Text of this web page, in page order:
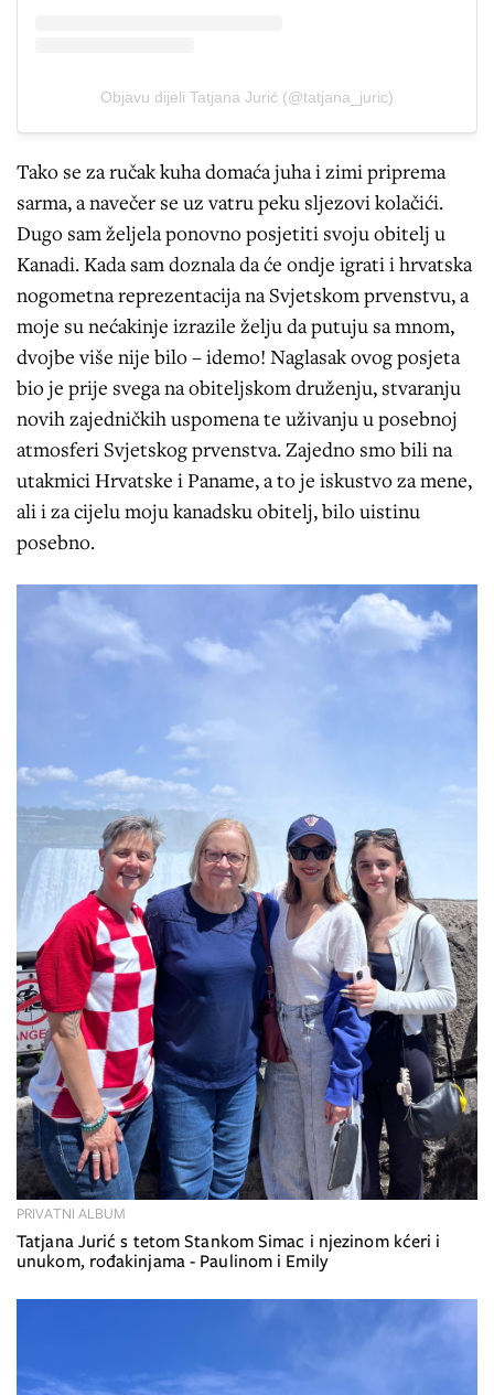
Objavu dijeli Tatjana Jurić (@tatjana_juric)
Tako se za ručak kuha domaća juha i zimi priprema
sarma, a navečer se uz vatru peku sljezovi kolačići.
Dugo sam željela ponovno posjetiti svoju obitelj u
Kanadi. Kada sam doznala da će ondje igrati i hrvatska
nogometna reprezentacija na Svjetskom prvenstvu, a
moje su nećakinje izrazile želju da putuju sa mnom,
dvojbe više nije bilo – idemo! Naglasak ovog posjeta
bio je prije svega na obiteljskom druženju, stvaranju
novih zajedničkih uspomena te uživanju u posebnoj
atmosferi Svjetskog prvenstva. Zajedno smo bili na
utakmici Hrvatske i Paname, a to je iskustvo za mene,
ali i za cijelu moju kanadsku obitelj, bilo uistinu
posebno.
Tatjana Jurić s tetom Stankom Simac i njezinom kćeri i
unukom, rođakinjama - Paulinom i Emily
PRIVATNI ALBUM